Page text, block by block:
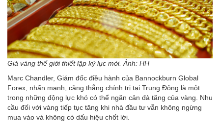
Giá vàng thế giới thiết lập kỷ lục mới. Ảnh: HH
Marc Chandler, Giám đốc điều hành của Bannockburn Global
Forex, nhấn mạnh, căng thẳng chính trị tại Trung Đông là một
trong những động lực khó có thể ngăn cản đà tăng của vàng. Nhu
cầu đối với vàng tiếp tục tăng khi nhà đầu tư vẫn không ngừng
mua vào và không có dấu hiệu chốt lời.